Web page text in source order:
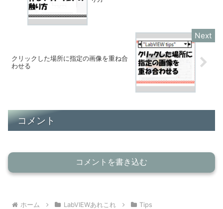
クリックした場所に指定の画像を重ね合
わせる
コメント
コメントを書き込む
ホーム LabVIEWあれこれ Tips